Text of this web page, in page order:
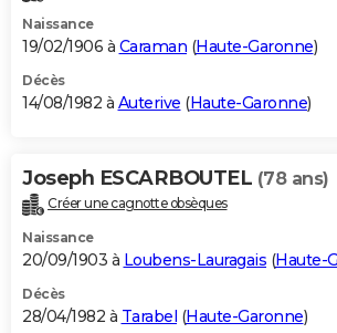
Naissance
19/02/1906 à Caraman (Haute-Garonne)
Décès
14/08/1982 à Auterive (Haute-Garonne)
Joseph ESCARBOUTEL (78 ans)
Créer une cagnotte obsèques
Naissance
20/09/1903 à Loubens-Lauragais (Haute-
Décès
28/04/1982 à Tarabel (Haute-Garonne)